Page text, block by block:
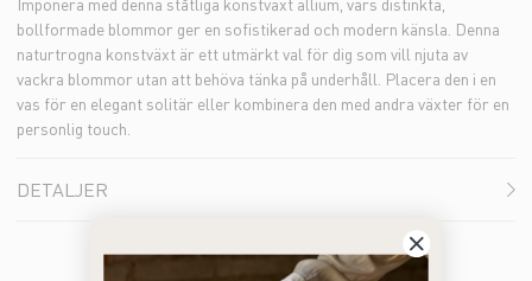
bollformade blommor ger en sofistikerad och modern känsla. Denna
naturtrogna konstväxt är ett utmärkt val för dig som vill njuta av
vackra blommor utan att behöva tänka på underhåll. Placera den i en
vas för en elegant solitär eller kombinera den med andra växter för en
personlig touch.
DETALJER